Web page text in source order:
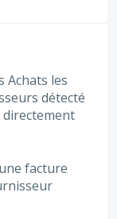
Achats les
détecté
directement
facture